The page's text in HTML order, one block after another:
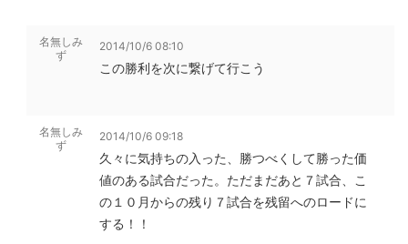
名無しみ
ず
2014/10/6 08:10
この勝利を次に繋げて行こう
名無しみ
ず
2014/10/6 09:18
久々に気持ちの入った、勝つべくして勝った価
値のある試合だった。ただまだあと７試合、こ
の１０月からの残り７試合を残留へのロードに
する！！